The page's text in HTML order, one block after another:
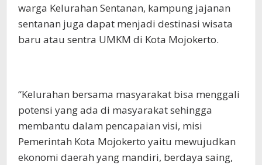
warga Kelurahan Sentanan, kampung jajanan
sentanan juga dapat menjadi destinasi wisata
baru atau sentra UMKM di Kota Mojokerto.
“Kelurahan bersama masyarakat bisa menggali
potensi yang ada di masyarakat sehingga
membantu dalam pencapaian visi, misi
Pemerintah Kota Mojokerto yaitu mewujudkan
ekonomi daerah yang mandiri, berdaya saing,